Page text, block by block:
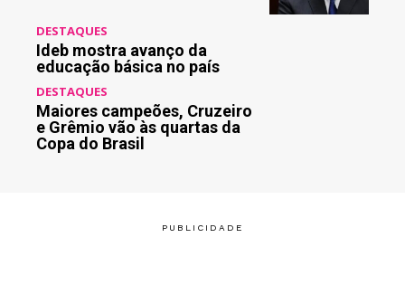
DESTAQUES
Ideb mostra avanço da
educação básica no país
DESTAQUES
Maiores campeões, Cruzeiro
e Grêmio vão às quartas da
Copa do Brasil